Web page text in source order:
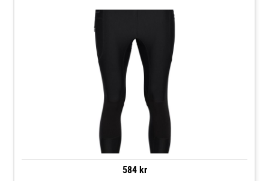
584 kr